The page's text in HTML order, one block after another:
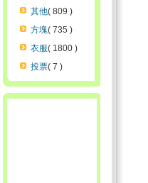
其他( 809 )
方塊( 735 )
衣服( 1800 )
投票( 7 )